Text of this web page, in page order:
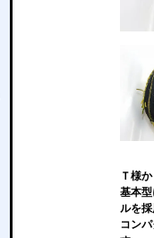
Ｔ様
基本
ルを
コン